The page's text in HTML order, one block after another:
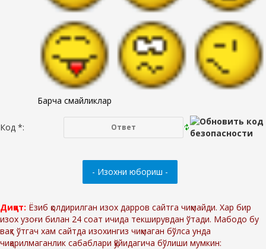
Барча смайликлар
Код *:
Диққат: Ёзиб қолдирилган изох дарров сайтга чиқмайди. Хар бир
изох узоғи билан 24 соат ичида текширувдан ўтади. Мабодо бу
вақт ўтгач хам сайтда изохингиз чиқмаган бўлса унда
чиқарилмаганлик сабаблари қўйидагича бўлиши мумкин: